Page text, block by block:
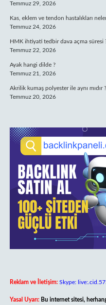
Temmuz 29, 2026
Kas, eklem ve tendon hastalıkları
Temmuz 24, 2026
HMK ihtiyati tedbir dava açma süresi
Temmuz 22, 2026
Ayak hangi dilde ?
Temmuz 21, 2026
Akrilik kumaş polyester ile aynı mıdır ?
Temmuz 20, 2026
Reklam ve İletişim: Skype:
Yasal Uyarı: Bu internet sitesi,